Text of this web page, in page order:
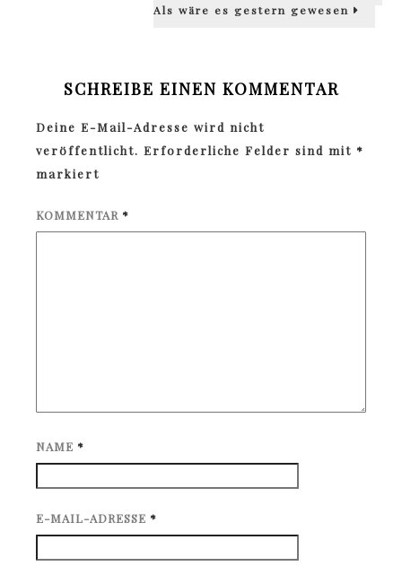
Als wäre es gestern gewesen
SCHREIBE EINEN KOMMENTAR
Deine E-Mail-Adresse wird nicht
veröffentlicht. Erforderliche Felder sind mit *
markiert
KOMMENTAR *
NAME *
E-MAIL-ADRESSE *